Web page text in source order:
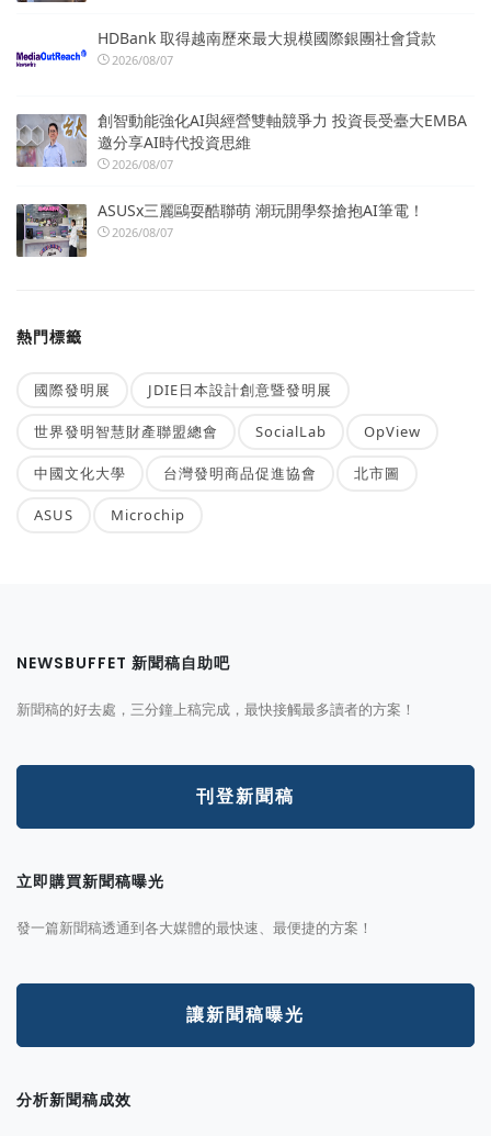
HDBank 取得越南歷來最大規模國際銀團社會貸款
2026/08/07
創智動能強化AI與經營雙軸競爭力 投資長受臺大EMBA
邀分享AI時代投資思維
2026/08/07
ASUSx三麗鷗耍酷聯萌 潮玩開學祭搶抱AI筆電！
2026/08/07
熱門標籤
國際發明展 JDIE日本設計創意暨發明展
世界發明智慧財產聯盟總會 SocialLab OpView
中國文化大學 台灣發明商品促進協會 北市圖
ASUS Microchip
NEWSBUFFET 新聞稿自助吧
新聞稿的好去處，三分鐘上稿完成，最快接觸最多讀者的方案！
刊登新聞稿
立即購買新聞稿曝光
發一篇新聞稿透通到各大媒體的最快速、最便捷的方案！
讓新聞稿曝光
分析新聞稿成效